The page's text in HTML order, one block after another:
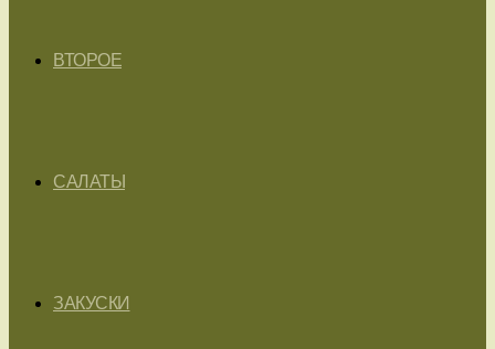
ВТОРОЕ
САЛАТЫ
ЗАКУСКИ